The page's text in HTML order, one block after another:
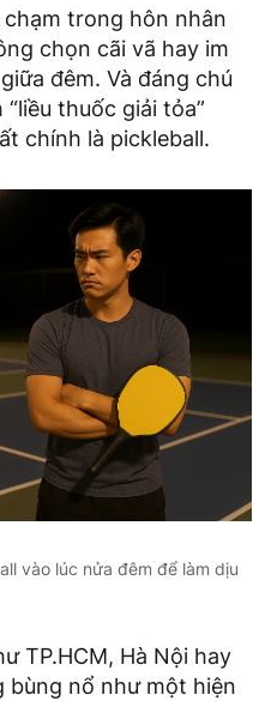
trong hôn nhân
chọn cãi vã hay im
đêm. Và đáng chú
thuốc giải tỏa”
chính là pickleball.
vào lúc nửa đêm để làm dịu
TP.HCM, Hà Nội hay
bùng nổ như một hiện